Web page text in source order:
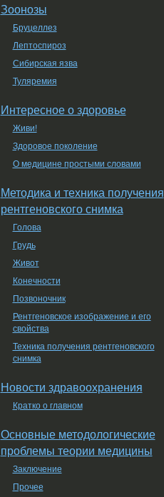
Зоонозы
Бруцеллез
Лептоспироз
Сибирская язва
Туляремия
Интересное о здоровье
Живи!
Здоровое поколение
О медицине простыми словами
Методика и техника получения
рентгеновского снимка
Голова
Грудь
Живот
Конечности
Позвоночник
Рентгеновское изображение и его
свойства
Техника получения рентгеновского
снимка
Новости здравоохранения
Кратко о главном
Основные методологические
проблемы теории медицины
Заключение
Прочее